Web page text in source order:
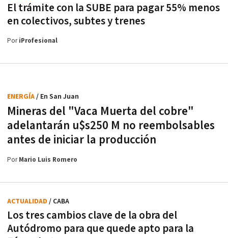
El trámite con la SUBE para pagar 55% menos
en colectivos, subtes y trenes
PoriProfesional
Mineras del "Vaca Muerta del cobre"
adelantarán u$s250 M no reembolsables
antes de iniciar la producción
ENERGÍA/ En San Juan
PorMario Luis Romero
Los tres cambios clave de la obra del
Autódromo para que quede apto para la
ACTUALIDAD / CABA